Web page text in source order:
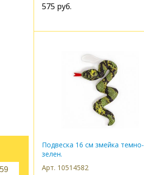
575 руб.
Подвеска 16 см змейка темно-
зелен.
Арт. 10514582